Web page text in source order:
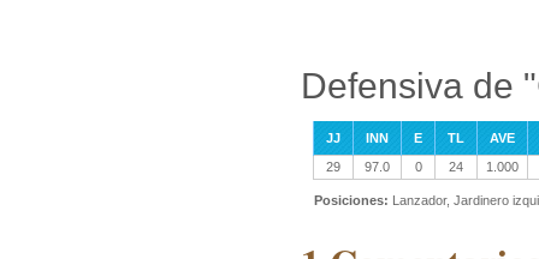
Defensiva de
JJ INN E TL
AVE
29
97.0 0 24 1.000
Posiciones: Lanzador, Jardinero